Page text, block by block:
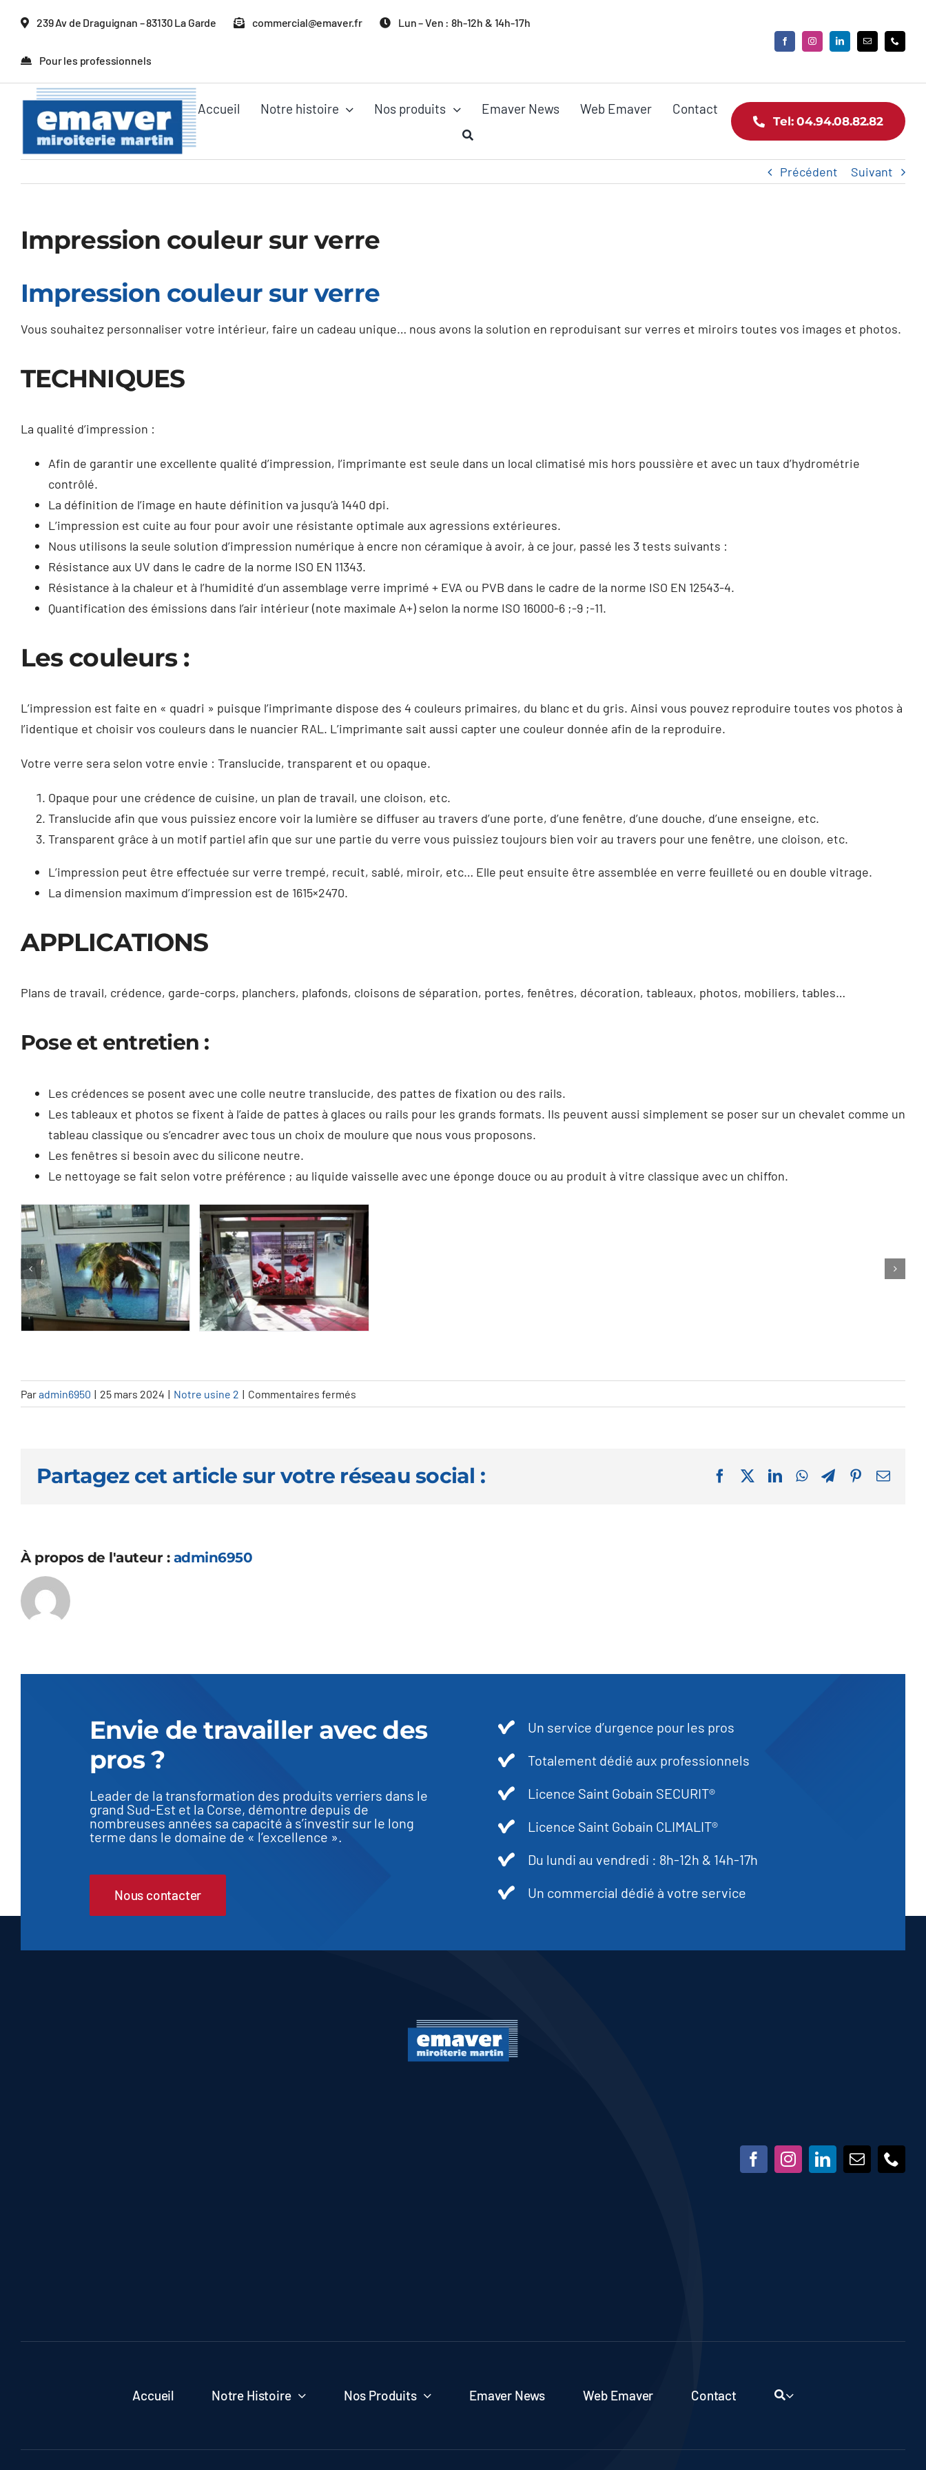
239 Av de Draguignan – 83130 La Garde commercial@emaver.fr Lun – Ven : 8h-12h & 14h-17h
Pour les professionnels
Accueil Notre histoire Nos produits Emaver News Web Emaver Contact
Tel: 04.94.08.82.82
Précédent Suivant
Impression couleur sur verre
Impression couleur sur verre
Vous souhaitez personnaliser votre intérieur, faire un cadeau unique… nous avons la solution en reproduisant sur verres et miroirs toutes vos images et photos.
TECHNIQUES
La qualité d’impression :
Afin de garantir une excellente qualité d’impression, l’imprimante est seule dans un local climatisé mis hors poussière et avec un taux d’hydrométrie
contrôlé.
La définition de l’image en haute définition va jusqu’à 1440 dpi.
L’impression est cuite au four pour avoir une résistante optimale aux agressions extérieures.
Nous utilisons la seule solution d’impression numérique à encre non céramique à avoir, à ce jour, passé les 3 tests suivants :
Résistance aux UV dans le cadre de la norme ISO EN 11343.
Résistance à la chaleur et à l’humidité d’un assemblage verre imprimé + EVA ou PVB dans le cadre de la norme ISO EN 12543-4.
Quantification des émissions dans l’air intérieur (note maximale A+) selon la norme ISO 16000-6 ;-9 ;-11.
Les couleurs :
L’impression est faite en « quadri » puisque l’imprimante dispose des 4 couleurs primaires, du blanc et du gris. Ainsi vous pouvez reproduire toutes vos photos à
l’identique et choisir vos couleurs dans le nuancier RAL. L’imprimante sait aussi capter une couleur donnée afin de la reproduire.
Votre verre sera selon votre envie : Translucide, transparent et ou opaque.
Opaque pour une crédence de cuisine, un plan de travail, une cloison, etc.
Translucide afin que vous puissiez encore voir la lumière se diffuser au travers d’une porte, d’une fenêtre, d’une douche, d’une enseigne, etc.
Transparent grâce à un motif partiel afin que sur une partie du verre vous puissiez toujours bien voir au travers pour une fenêtre, une cloison, etc.
L’impression peut être effectuée sur verre trempé, recuit, sablé, miroir, etc… Elle peut ensuite être assemblée en verre feuilleté ou en double vitrage.
La dimension maximum d’impression est de 1615×2470.
APPLICATIONS
Plans de travail, crédence, garde-corps, planchers, plafonds, cloisons de séparation, portes, fenêtres, décoration, tableaux, photos, mobiliers, tables…
Pose et entretien :
Les crédences se posent avec une colle neutre translucide, des pattes de fixation ou des rails.
Les tableaux et photos se fixent à l’aide de pattes à glaces ou rails pour les grands formats. Ils peuvent aussi simplement se poser sur un chevalet comme un
tableau classique ou s’encadrer avec tous un choix de moulure que nous vous proposons.
Les fenêtres si besoin avec du silicone neutre.
Le nettoyage se fait selon votre préférence ; au liquide vaisselle avec une éponge douce ou au produit à vitre classique avec un chiffon.
Paradmin6950 | 25 mars 2024 | Notre usine 2 | Commentaires fermés
Impression
verre
Partagez cet article sur votre réseau social : FacebookLinkedInWhatsAppTelegramPinterest
Email
À propos de l'auteur : admin6950
Envie de travailler avec des
pros ?
Leader de la transformation des produits verriers dans le
grand Sud-Est et la Corse, démontre depuis de
nombreuses années sa capacité à s’investir sur le long
terme dans le domaine de « l’excellence ».
Nous contacter
Un service d’urgence pour les pros
Totalement dédié aux professionnels
Licence Saint Gobain SECURIT®
Licence Saint Gobain CLIMALIT®
Du lundi au vendredi : 8h-12h & 14h-17h
Un commercial dédié à votre service
Accueil Notre Histoire Nos Produits Emaver News Web Emaver Contact